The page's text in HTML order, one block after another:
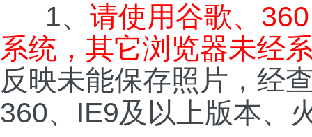
1、 请使用谷歌、 360
系统，其它浏览器未经
反映未能保存照片，经
360、 IE9及以上版本、